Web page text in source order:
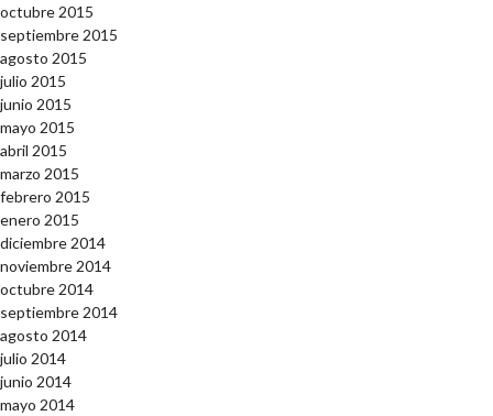
octubre 2015
septiembre 2015
agosto 2015
julio 2015
junio 2015
mayo 2015
abril 2015
marzo 2015
febrero 2015
enero 2015
diciembre 2014
noviembre 2014
octubre 2014
septiembre 2014
agosto 2014
julio 2014
junio 2014
mayo 2014